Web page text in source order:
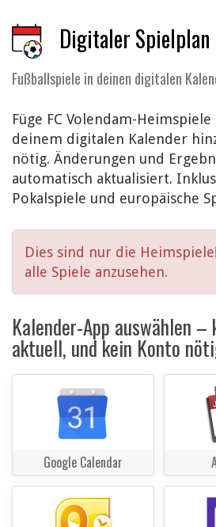
Digitaler Spielplan
Fußballspiele in deinen digitalen
Füge FC Volendam-
deinem digitalen Kalender
nötig. Änderungen und
automatisch aktualisiert.
Pokalspiele und europäische
Dies sind nur die Heimspiele!
alle Spiele anzusehen.
Kalender-App auswählen
aktuell, und kein Konto
Google Calendar